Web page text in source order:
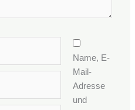
Name, E-
Mail-
Adresse
und